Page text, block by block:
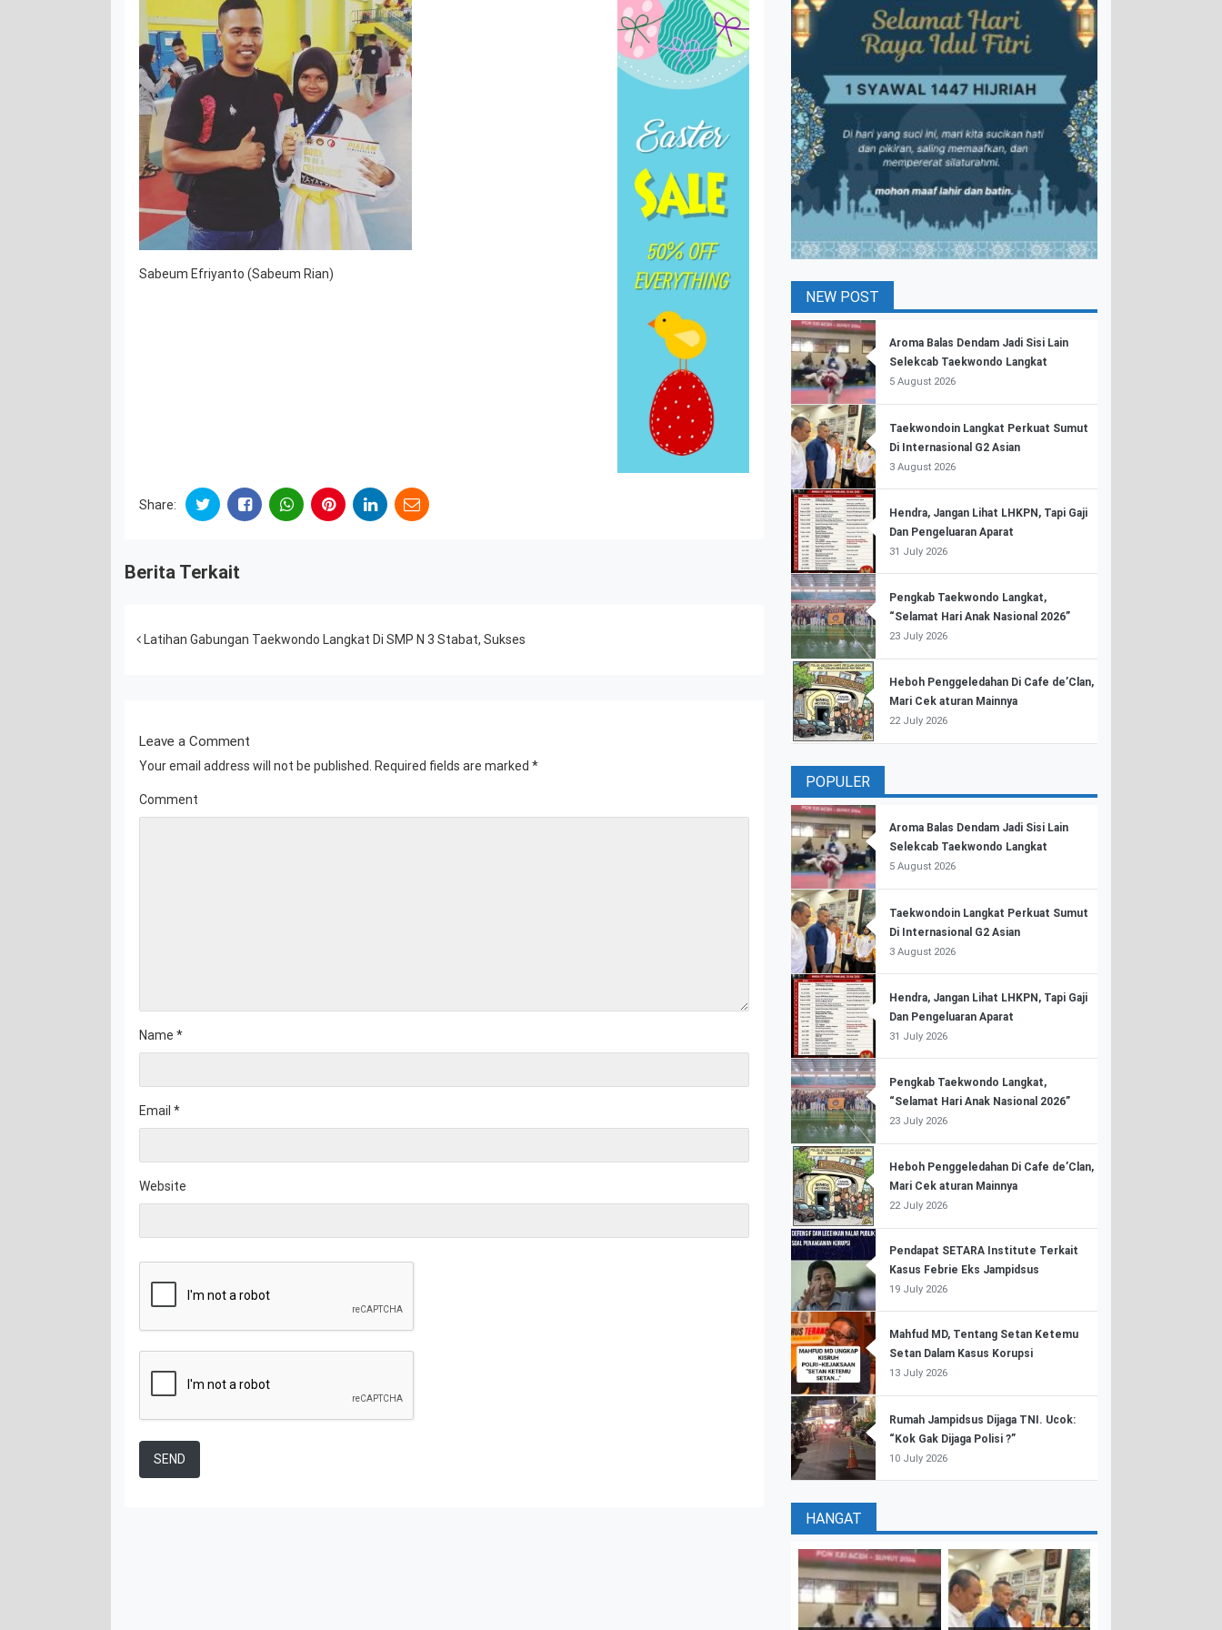
Sabeum Efriyanto (Sabeum Rian)
Share:
Berita Terkait
Post navigation
Latihan Gabungan Taekwondo Langkat Di SMP N 3 Stabat, Sukses
Leave a Comment
Your email address will not be published. Required fields are marked *
Comment
Name *
Email *
Website
NEW POST
Aroma Balas Dendam Jadi Sisi Lain
Selekcab Taekwondo Langkat
5 August 2026
Taekwondoin Langkat Perkuat Sumut
Di Internasional G2 Asian
3 August 2026
Hendra, Jangan Lihat LHKPN, Tapi Gaji
Dan Pengeluaran Aparat
31 July 2026
Pengkab Taekwondo Langkat,
“Selamat Hari Anak Nasional 2026”
23 July 2026
Heboh Penggeledahan Di Cafe de’Clan,
Mari Cek aturan Mainnya
22 July 2026
POPULER
Aroma Balas Dendam Jadi Sisi Lain
Selekcab Taekwondo Langkat
5 August 2026
Taekwondoin Langkat Perkuat Sumut
Di Internasional G2 Asian
3 August 2026
Hendra, Jangan Lihat LHKPN, Tapi Gaji
Dan Pengeluaran Aparat
31 July 2026
Pengkab Taekwondo Langkat,
“Selamat Hari Anak Nasional 2026”
23 July 2026
Heboh Penggeledahan Di Cafe de’Clan,
Mari Cek aturan Mainnya
22 July 2026
Pendapat SETARA Institute Terkait
Kasus Febrie Eks Jampidsus
19 July 2026
Mahfud MD, Tentang Setan Ketemu
Setan Dalam Kasus Korupsi
13 July 2026
Rumah Jampidsus Dijaga TNI. Ucok:
“Kok Gak Dijaga Polisi ?”
10 July 2026
HANGAT